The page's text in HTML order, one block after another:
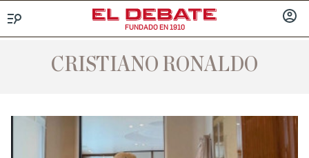
FUNDADO EN 1910
CRISTIANO RONALDO